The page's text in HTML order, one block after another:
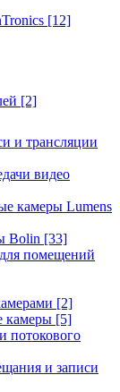
[12]
[2]
и трансляции
видео
камеры Lumens
Bolin [33]
помещений
[2]
камеры [5]
потокового
и записи